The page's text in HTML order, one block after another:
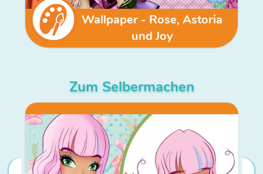
Wallpaper - Rose, Astoria
und Joy
Zum Selbermachen